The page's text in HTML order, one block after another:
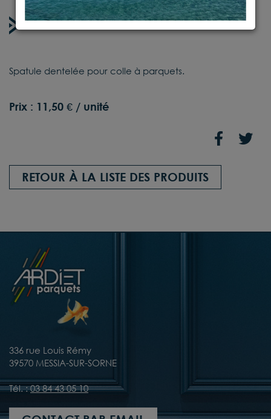
En stock
Spatule dentelée pour colle à parquets.
Prix : 11,50 € / unité
RETOUR À LA LISTE DES PRODUITS
336 rue Louis Rémy
39570 MESSIA-SUR-SORNE
Tél. :03 84 43 05 10